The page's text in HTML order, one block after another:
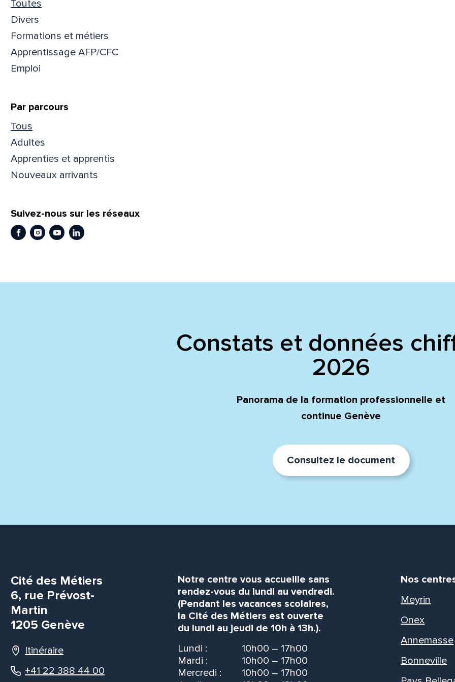
Toutes
Divers
Formations et métiers
Apprentissage AFP/CFC
Emploi
Par parcours
Tous
Adultes
Apprenties et apprentis
Nouveaux arrivants
Suivez-nous sur les réseaux
Facebook
Instagram
YoutubeLinkedIn
Constats et données
2026
Panorama de la formation professionnelle et
continue Genève
Consultez le document
Cité des Métiers
6, rue Prévost-
Martin
1205 Genève
Itinéraire
+41 22 388 44 00
Notre centre vous accueille sans
rendez-vous du lundi au vendredi.
(Pendant les vacances scolaires,
la Cité des Métiers est ouverte
du lundi au jeudi de 10h à 13h.).
Lundi :
10h00 – 17h00
Mardi :
10h00 – 17h00
Mercredi :
10h00 – 17h00
Nos
Meyrin
Onex
Annemasse
Bonneville